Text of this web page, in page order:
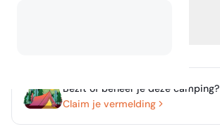
Bezit of beheer je deze camping?
Claim je vermelding